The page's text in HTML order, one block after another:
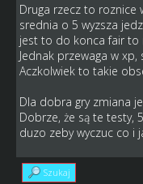
Druga rzecz to roznice
srednia o 5 wyzsza
jest to do konca fair to
Jednak przewaga w
Aczkolwiek to takie
Dla dobra gry zmiana
Dobrze, że są te testy,
duzo zeby wyczuc co i
Szukaj